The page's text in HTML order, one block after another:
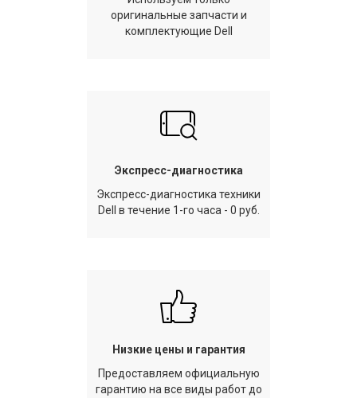
оригинальные запчасти и
комплектующие Dell
Экспресс-диагностика
Экспресс-диагностика техники
Dell в течение 1-го часа - 0 руб.
Низкие цены и гарантия
Предоставляем официальную
гарантию на все виды работ до